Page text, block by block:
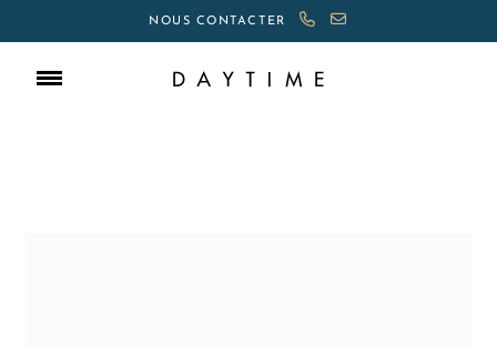
NOUS CONTACTER